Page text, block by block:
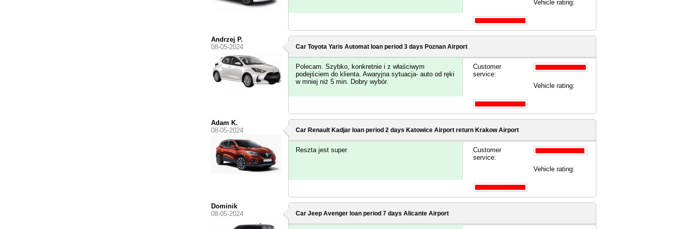
Vehicle rating:
Andrzej P.
08-05-2024
Car Toyota Yaris Automat loan period 3 days Poznan Airport
Polecam. Szybko, konkretnie i z właściwym
podejściem do klienta. Awaryjna sytuacja- auto od ręki
w mniej niż 5 min. Dobry wybór.
Customer
service:
Vehicle rating:
Adam K.
08-05-2024
Car Renault Kadjar loan period 2 days Katowice Airport return Krakow Airport
Reszta jest super
Customer
service:
Vehicle rating:
Dominik
08-05-2024
Car Jeep Avenger loan period 7 days Alicante Airport